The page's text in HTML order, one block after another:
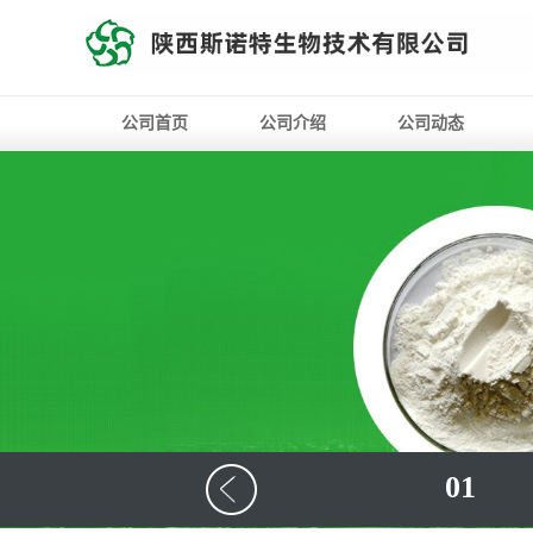
公司首页 公司介绍 公司动态
01